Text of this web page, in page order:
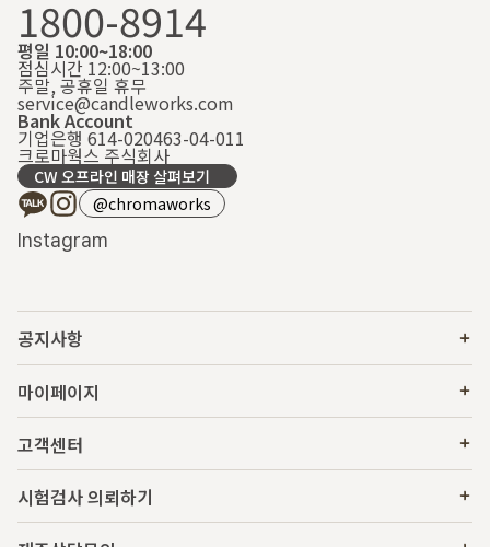
1800-8914
평일 10:00~18:00
점심시간 12:00~13:00
주말, 공휴일 휴무
service@candleworks.com
Bank Account
기업은행 614-020463-04-011
크로마웍스 주식회사
CW 오프라인 매장 살펴보기
@chromaworks
Instagram
공지사항
마이페이지
고객센터
시험검사 의뢰하기